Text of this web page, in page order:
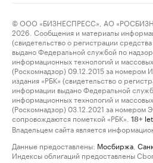
© ООО «БИЗНЕСПРЕСС», АО
2026. Сообщения и материалы
(свидетельство о регистрации
выдано Федеральной службой по
информационных технологий и
(Роскомнадзор) 09.12.2015 за
издания «РБК» (свидетельство о
информации выдано Федеральной
информационных технологий и
(Роскомнадзор) 03.12.2021 за
сопровождаются пометкой «РБК».
18+
Владельцем сайта является
Данные предоставлены: Мосбиржа
Индексы облигаций предоставлены